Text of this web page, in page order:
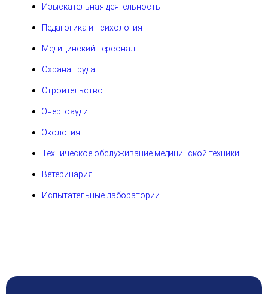
Изыскательная деятельность
Педагогика и психология
Медицинский персонал
Охрана труда
Строительство
Энергоаудит
Экология
Техническое обслуживание медицинской техники
Ветеринария
Испытательные лаборатории